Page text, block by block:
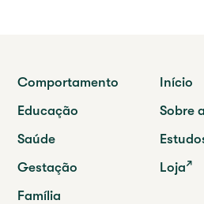
Comportamento
Educação
Saúde
Gestação
Família
Início
Sobre
Loja